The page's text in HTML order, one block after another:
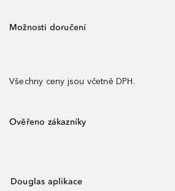
Možnosti doručení
Všechny ceny jsou včetně DPH.
Ověřeno zákazníky
Douglas aplikace